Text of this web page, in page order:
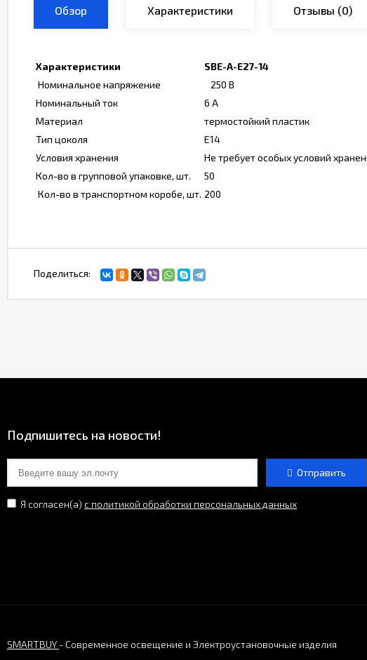
Обзор Характеристики Отзывы (0)
Характеристики
SBE-A-E27-14
Номинальное напряжение
250 В
Номинальный ток
6 А
Материал
термостойкий пластик
Тип цоколя
Е14
Условия хранения
Не требует особых условий
Кол-во в групповой упаковке, шт.
50
Кол-во в транспортном коробе, шт. 200
Поделиться:
Подпишитесь на новости!
Отправить
Я согласен(a) с политикой обработки персональных данных
SMARTBUY - Современное освещение и Электроустановочные изделия